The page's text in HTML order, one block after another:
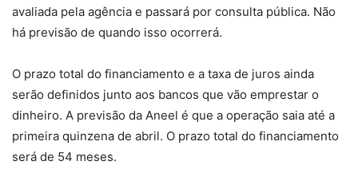
avaliada pela agência e passará por consulta pública. Não
há previsão de quando isso ocorrerá.
O prazo total do financiamento e a taxa de juros ainda
serão definidos junto aos bancos que vão emprestar o
dinheiro. A previsão da Aneel é que a operação saia até a
primeira quinzena de abril. O prazo total do financiamento
será de 54 meses.